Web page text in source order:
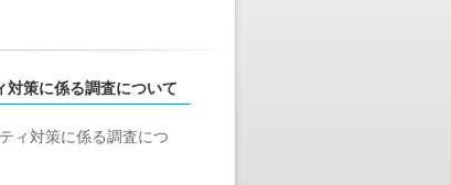
対策に係る調査について
ィ対策に係る調査につ